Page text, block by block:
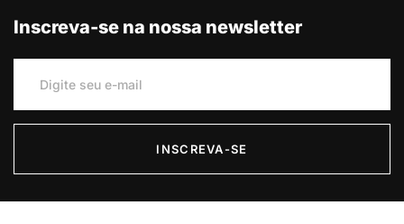
Inscreva-se na nossa newsletter
INSCREVA-SE